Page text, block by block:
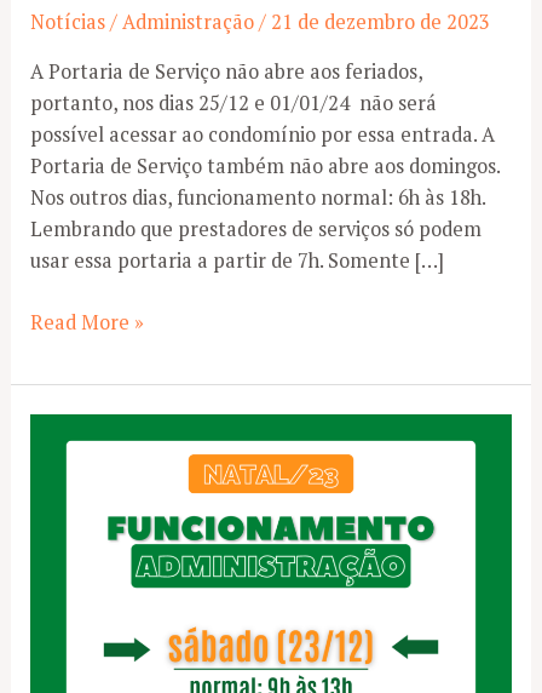
Notícias/Administração/ 21 de dezembro de 2023
A Portaria de Serviço não abre aos feriados,
portanto, nos dias 25/12 e 01/01/24 não será
possível acessar ao condomínio por essa entrada. A
Portaria de Serviço também não abre aos domingos.
Nos outros dias, funcionamento normal: 6h às 18h.
Lembrando que prestadores de serviços só podem
usar essa portaria a partir de 7h. Somente […]
Portaria
Serviço:
fechada
Read More »